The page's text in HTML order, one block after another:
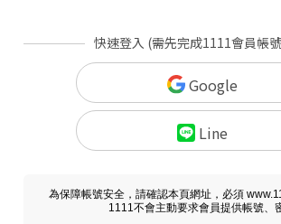
快速登入 (需先完成1111會員帳
Google
Line
為保障帳號安全，請確認本頁網址，必須
1111不會主動要求會員提供帳號、